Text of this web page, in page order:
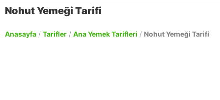
Nohut Yemeği Tarifi
Anasayfa / Tarifler / Ana Yemek Tarifleri / Nohut Yemeği Tarifi